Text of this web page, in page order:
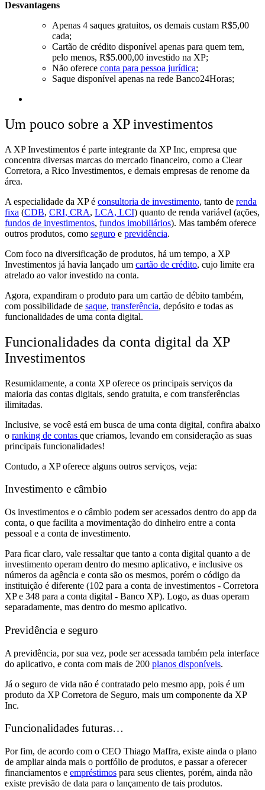
Desvantagens
Apenas 4 saques gratuitos, os demais custam R$5,00
cada;
Cartão de crédito disponível apenas para quem tem,
pelo menos, R$5.000,00 investido na XP;
Não oferece conta para pessoa jurídica;
Saque disponível apenas na rede Banco24Horas;
Um pouco sobre a XP investimentos
A XP Investimentos é parte integrante da XP Inc, empresa que
concentra diversas marcas do mercado financeiro, como a Clear
Corretora, a Rico Investimentos, e demais empresas de renome da
área.
A especialidade da XP é consultoria de investimento, tanto de renda
fixa (CDB, CRI, CRA, LCA, LCI) quanto de renda variável (ações,
fundos de investimentos, fundos imobiliários). Mas também oferece
outros produtos, como seguro e previdência.
Com foco na diversificação de produtos, há um tempo, a XP
Investimentos já havia lançado um cartão de crédito, cujo limite era
atrelado ao valor investido na conta.
Agora, expandiram o produto para um cartão de débito também,
com possibilidade de saque, transferência, depósito e todas as
funcionalidades de uma conta digital.
Funcionalidades da conta digital da XP
Investimentos
Resumidamente, a conta XP oferece os principais serviços da
maioria das contas digitais, sendo gratuita, e com transferências
ilimitadas.
Inclusive, se você está em busca de uma conta digital, confira abaixo
o ranking de contas que criamos, levando em consideração as suas
principais funcionalidades!
Contudo, a XP oferece alguns outros serviços, veja:
Investimento e câmbio
Os investimentos e o câmbio podem ser acessados dentro do app da
conta, o que facilita a movimentação do dinheiro entre a conta
pessoal e a conta de investimento.
Para ficar claro, vale ressaltar que tanto a conta digital quanto a de
investimento operam dentro do mesmo aplicativo, e inclusive os
números da agência e conta são os mesmos, porém o código da
instituição é diferente (102 para a conta de investimentos - Corretora
XP e 348 para a conta digital - Banco XP). Logo, as duas operam
separadamente, mas dentro do mesmo aplicativo.
Previdência e seguro
A previdência, por sua vez, pode ser acessada também pela interface
do aplicativo, e conta com mais de 200 planos disponíveis.
Já o seguro de vida não é contratado pelo mesmo app, pois é um
produto da XP Corretora de Seguro, mais um componente da XP
Inc.
Funcionalidades futuras…
Por fim, de acordo com o CEO Thiago Maffra, existe ainda o plano
de ampliar ainda mais o portfólio de produtos, e passar a oferecer
financiamentos e empréstimos para seus clientes, porém, ainda não
existe previsão de data para o lançamento de tais produtos.